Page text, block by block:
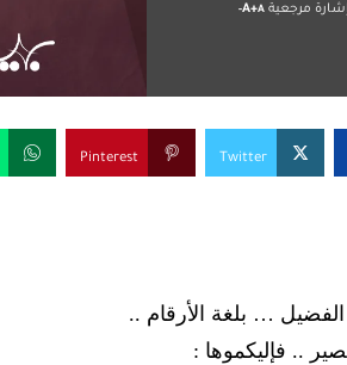
إشارة مرجعية A+A-
Twitter
Pinterest
… بلغة الأرقام ..
.. فإليكموها :